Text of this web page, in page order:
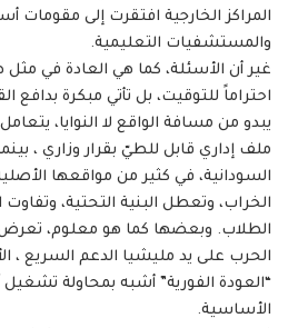
المراكز الخارجية افتقرت إلى مقومات
والمستشفيات التعليمية.
غير أن الأسئلة، كما هي العادة في مثل
احتراماً للتوقيت، بل تأتي مبكرة بدافع
يبدو من مسافة الواقع لا النوايا،
ملف إداري قابل للطيّ بقرار وزاري ،
السودانية، في كثير من مواقعها
الخراب، وتعطل البنية التحتية،
الطلاب. وبعضها كما هو معلوم،
الحرب على يد مليشيا الدعم السريع ،
“العودة الفورية” أشبه بمحاولة تشغيل
الأساسية.